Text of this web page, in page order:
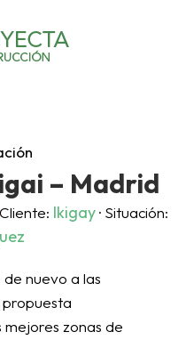
– Madrid
Cliente: Ikigay· Situación:
nuevo a las
zonas de